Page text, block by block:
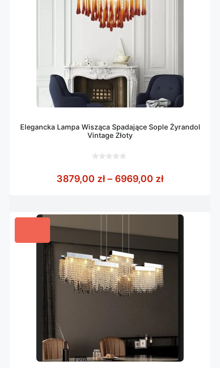
Elegancka Lampa Wisząca Spadające Sople Żyrandol
Vintage Złoty
5
3879,00 zł – 6969,00 złZakres cen: